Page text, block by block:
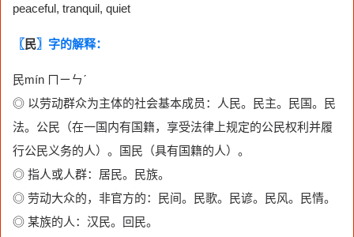
peaceful, tranquil, quiet
〖 民〗字的解释：
民mín ㄇㄧㄣˊ
◎ 以劳动群众为主体的社会基本成员：人民。民主。民国。民
法。公民（在一国内有国籍，享受法律上规定的公民权利并履
行公民义务的人）。国民（具有国籍的人）。
◎ 指人或人群：居民。民族。
◎ 劳动大众的，非官方的：民间。民歌。民谚。民风。民情。
◎ 某族的人：汉民。回民。